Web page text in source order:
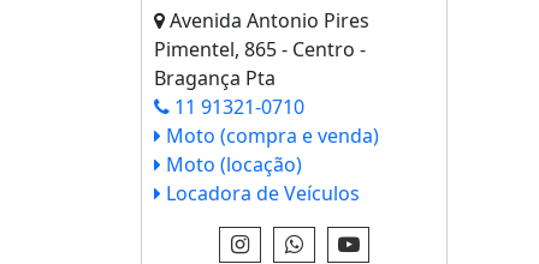
Avenida Antonio Pires
Pimentel, 865 - Centro -
Bragança Pta
11 91321-0710
Moto (compra e venda)
Moto (locação)
Locadora de Veículos